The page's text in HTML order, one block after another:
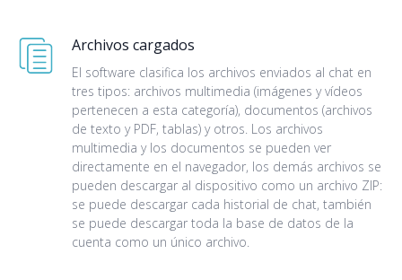
Archivos cargados
El software clasifica los archivos enviados al chat en
tres tipos: archivos multimedia (imágenes y vídeos
pertenecen a esta categoría), documentos (archivos
de texto y PDF, tablas) y otros. Los archivos
multimedia y los documentos se pueden ver
directamente en el navegador, los demás archivos se
pueden descargar al dispositivo como un archivo ZIP:
se puede descargar cada historial de chat, también
se puede descargar toda la base de datos de la
cuenta como un único archivo.